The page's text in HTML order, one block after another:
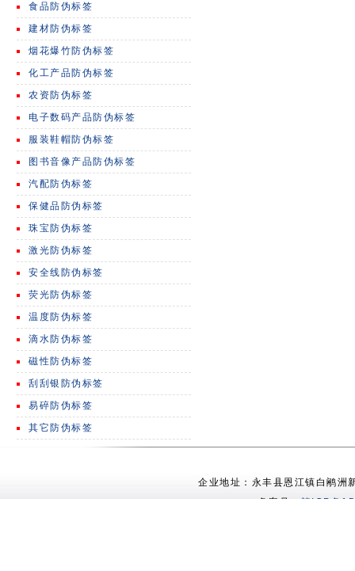
食品防伪标签
建材防伪标签
烟花爆竹防伪标签
化工产品防伪标签
农资防伪标签
电子数码产品防伪标签
服装鞋帽防伪标签
图书音像产品防伪标签
汽配防伪标签
保健品防伪标签
珠宝防伪标签
激光防伪标签
安全线防伪标签
荧光防伪标签
温度防伪标签
滴水防伪标签
磁性防伪标签
刮刮银防伪标签
易碎防伪标签
其它防伪标签
企业地址：永丰县恩江镇白鹇
备案号： 赣ICP备